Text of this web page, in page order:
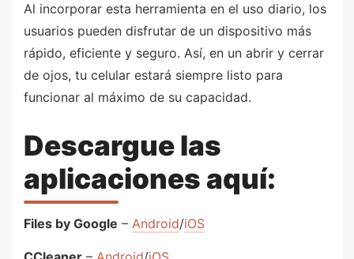
Al incorporar esta herramienta en el uso diario, los
usuarios pueden disfrutar de un dispositivo más
rápido, eficiente y seguro. Así, en un abrir y cerrar
de ojos, tu celular estará siempre listo para
funcionar al máximo de su capacidad.
Descargue las
aplicaciones aquí:
Files by Google – Android/iOS